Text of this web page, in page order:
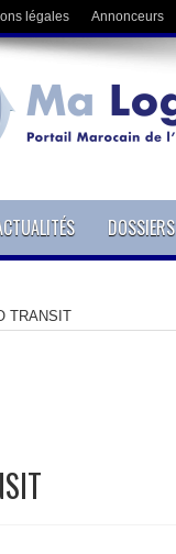
légales Annonceurs
DOSSIERS
TRANSIT